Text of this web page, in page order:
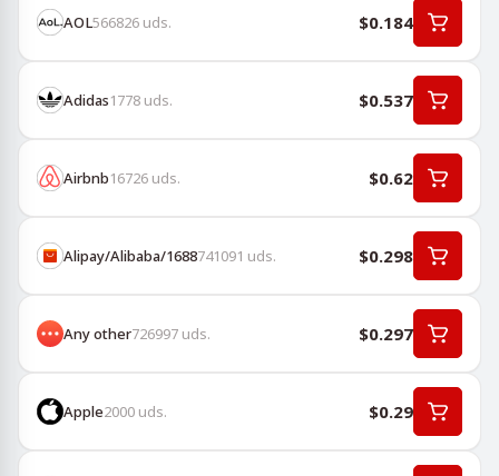
AOL566826 uds. $0.184
Adidas1778 uds. $0.537
Airbnb16726 uds. $0.62
Alipay/Alibaba/1688741091 uds. $0.298
Any other726997 uds. $0.297
Apple2000 uds. $0.29